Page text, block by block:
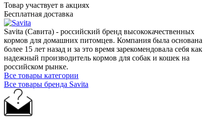
Товар участвует в акциях
Бесплатная доставка
Savita (Савита) - российский бренд высококачественных
кормов для домашних питомцев. Компания была основана
более 15 лет назад и за это время зарекомендовала себя как
надежный производитель кормов для собак и кошек на
российском рынке.
Все товары категории
Все товары бренда Savita